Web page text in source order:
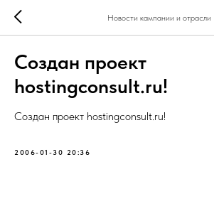
Новости кампании и отрасли
Создан проект
hostingconsult.ru!
Создан проект hostingconsult.ru!
2006-01-30 20:36